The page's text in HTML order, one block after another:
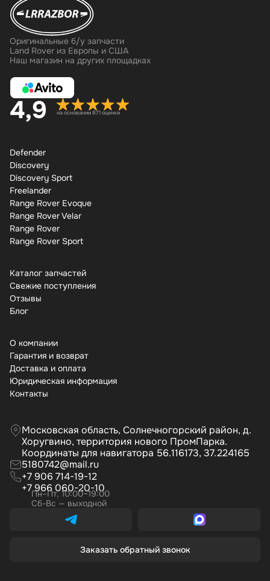
Оригинальные б/у запчасти
Land Rover из Европы и США
Наш магазин на других площадках
4,9 на основании 871 оценки
Defender
Discovery
Discovery Sport
Freelander
Range Rover Evoque
Range Rover Velar
Range Rover
Range Rover Sport
Каталог запчастей
Свежие поступления
Отзывы
Бло
О компании
Гарантия и возврат
Доставка и оплата
Юридическая информация
Контакты
Московская область, Солнечногорский район, д.
Хоругвино, территория нового ПромПарка.
Координаты для навигатора 56.116173, 37.224165
5180742@mail.ru
+7 906 714-19-12
+7 966 060-20-10
Пн–Пт, 10:00–19:00
Сб-Вс — выходной
Заказать обратный звонок